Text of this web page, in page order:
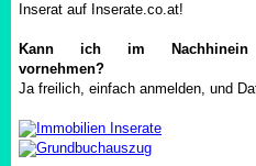
Inserat auf Inserate.co.at!
Kann ich im Nachhinein
vornehmen?
Ja freilich, einfach anmelden, und